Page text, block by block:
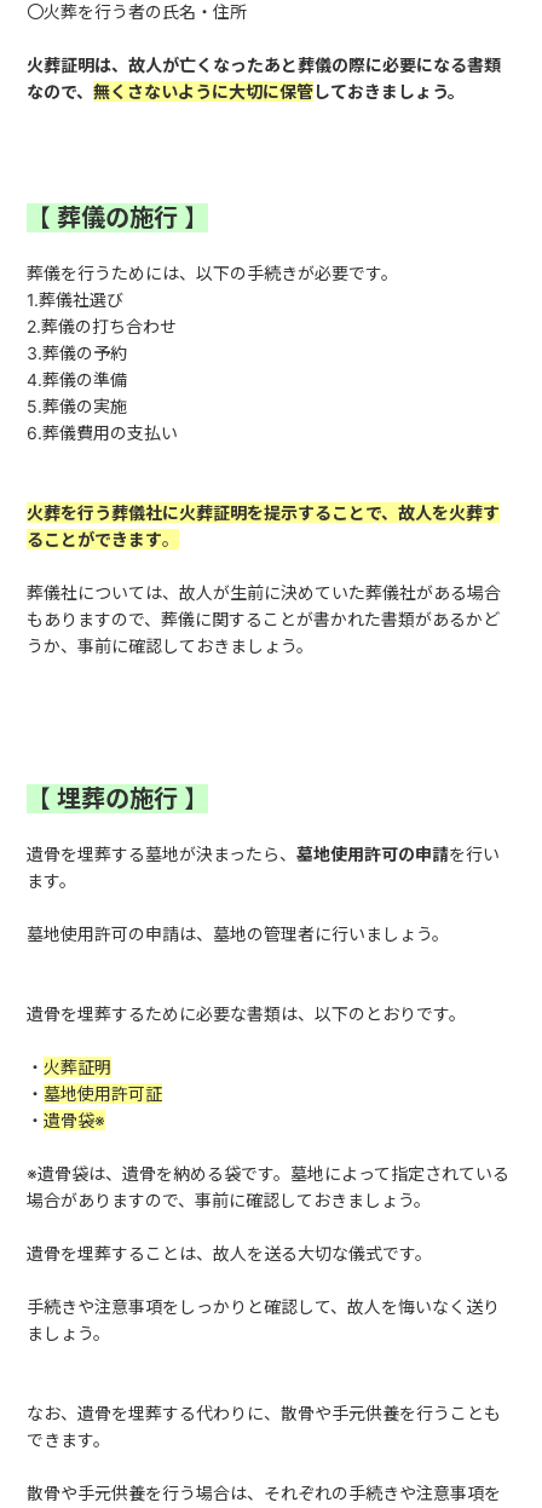
〇火葬を行う者の氏名・住所
火葬証明は、故人が亡くなったあと葬儀の際に必要になる書類
なので、無くさないように大切に保管しておきましょう。
【 葬儀の施行 】
葬儀を行うためには、以下の手続きが必要です。
1.葬儀社選び
2.葬儀の打ち合わせ
3.葬儀の予約
4.葬儀の準備
5.葬儀の実施
6.葬儀費用の支払い
火葬を行う葬儀社に火葬証明を提示することで、故人を火葬す
ることができます。
葬儀社については、故人が生前に決めていた葬儀社がある場合
もありますので、葬儀に関することが書かれた書類があるかど
うか、事前に確認しておきましょう。
【 埋葬の施行 】
遺骨を埋葬する墓地が決まったら、墓地使用許可の申請を行い
ます。
墓地使用許可の申請は、墓地の管理者に行いましょう。
遺骨を埋葬するために必要な書類は、以下のとおりです。
・ 火葬証明
・ 墓地使用許可証
・遺骨袋※
※遺骨袋は、遺骨を納める袋です。墓地によって指定されている
場合がありますので、事前に確認しておきましょう。
遺骨を埋葬することは、故人を送る大切な儀式です。
手続きや注意事項をしっかりと確認して、故人を悔いなく送り
ましょう。
なお、遺骨を埋葬する代わりに、散骨や手元供養を行うことも
できます。
散骨や手元供養を行う場合は、それぞれの手続きや注意事項を